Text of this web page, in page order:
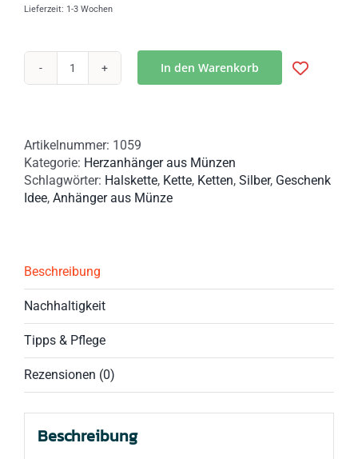
Lieferzeit: 1-3 Wochen
Münzanhänger
Schilling
Münzen"
Menge
In den Warenkorb
Artikelnummer: 1059
Kategorie: Herzanhänger aus Münzen
Schlagwörter: Halskette, Kette, Ketten, Silber, Geschenk
Idee, Anhänger aus Münze
Beschreibung
Nachhaltigkeit
Tipps & Pflege
Rezensionen (0)
Beschreibung